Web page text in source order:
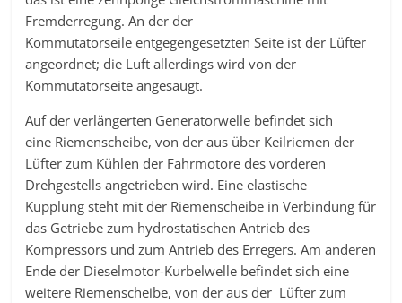
Fremderregung. An der der
Kommutatorseile entgegengesetzten Seite ist der Lüfter
angeordnet; die Luft allerdings wird von der
Kommutatorseite angesaugt.
Auf der verlängerten Generatorwelle befindet sich
eine Riemenscheibe, von der aus über Keilriemen der
Lüfter zum Kühlen der Fahrmotore des vorderen
Drehgestells angetrieben wird. Eine elastische
Kupplung steht mit der Riemenscheibe in Verbindung für
das Getriebe zum hydrostatischen Antrieb des
Kompressors und zum Antrieb des Erregers. Am anderen
Ende der Dieselmotor-Kurbelwelle befindet sich eine
weitere Riemenscheibe, von der aus der Lüfter zum